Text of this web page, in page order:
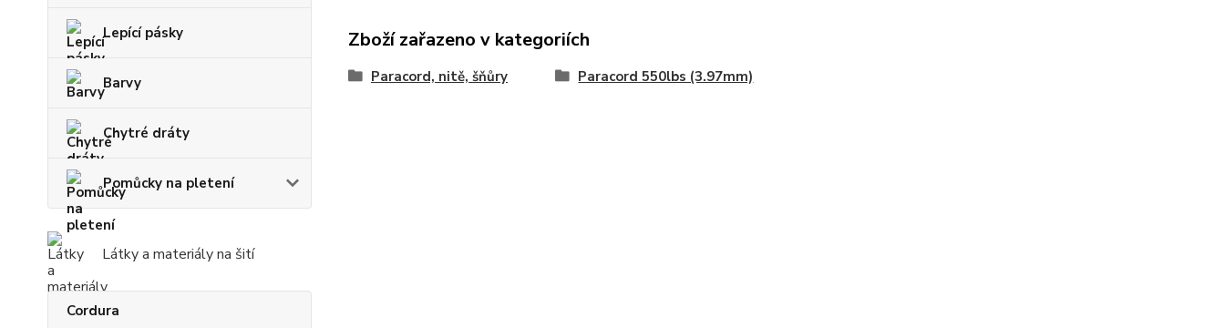
Lepící pásky
Barvy
Chytré dráty
Pomůcky na pletení
Látky a materiály na šití
Cordura
Zboží zařazeno v kategoriích
Paracord, nitě, šňůry Paracord 550lbs (3.97mm)